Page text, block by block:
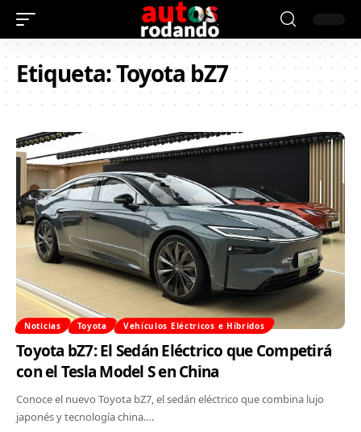
Etiqueta:Toyota bZ7
Noticias Toyota Vehículos Eléctricos e Híbridos
Toyota bZ7: El Sedán Eléctrico que Competirá
con el Tesla Model S en China
Conoce el nuevo Toyota bZ7, el sedán eléctrico que combina lujo
japonés y tecnología china.…